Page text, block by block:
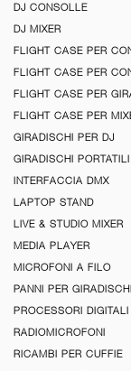
DJ CONSOLLE
DJ MIXER
FLIGHT CASE PER
FLIGHT CASE PER
FLIGHT CASE PER
FLIGHT CASE PER
GIRADISCHI PER DJ
GIRADISCHI PORTATILI
INTERFACCIA DMX
LAPTOP STAND
LIVE & STUDIO MIXER
MEDIA PLAYER
MICROFONI A FILO
PANNI PER GIRADISCHI
PROCESSORI DIGITALI
RADIOMICROFONI
RICAMBI PER CUFFIE